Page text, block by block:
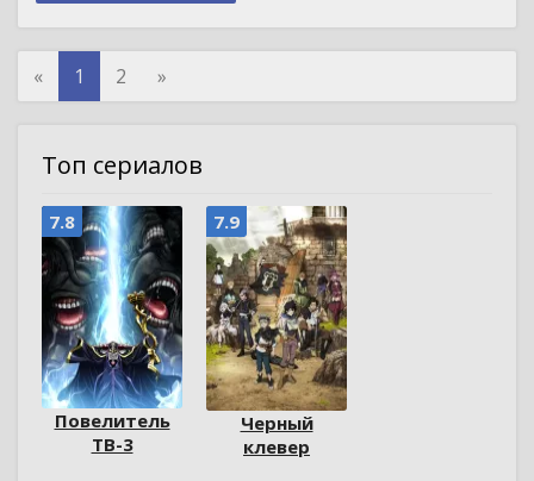
« 1 2 »
Топ сериалов
7.8
Повелитель
ТВ-3
7.9
Черный
клевер